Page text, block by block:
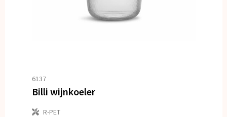
6137
Billi wijnkoeler
R-PET